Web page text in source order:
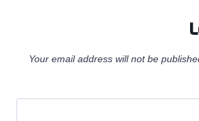
Your email address will not be